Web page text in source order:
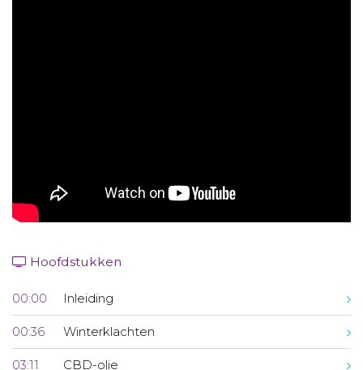
Hoofdstukken
00:00 Inleiding
00:36 Winterklachten
03:11 CBD-olie